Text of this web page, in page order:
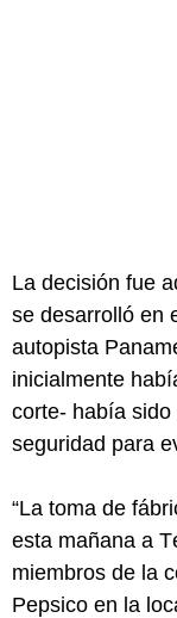
La decisión fue
se desarrolló en
autopista
inicialmente
corte- había
seguridad para
“La toma de
esta mañana a
miembros de la
Pepsico en la